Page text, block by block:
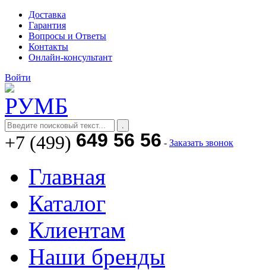
Доставка
Гарантия
Вопросы и Ответы
Контакты
Онлайн-консультант
Войти
+7 (499) 649 56 56 - Заказать звонок
Главная
Каталог
Клиентам
Наши бренды